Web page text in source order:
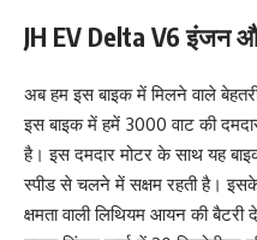
JH EV Delta V6इंजन
अब हम इस बाइक में मिलने वाले
इस बाइक में हमें 3000 वाट की
है। इस दमदार मोटर के साथ यह
स्पीड से चलने में सक्षम रहती है।
क्षमता वाली लिथियम आयन की